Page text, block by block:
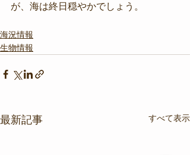
が、海は終日穏やかでしょう。
海況情報
生物情報
最新記事 すべて表示